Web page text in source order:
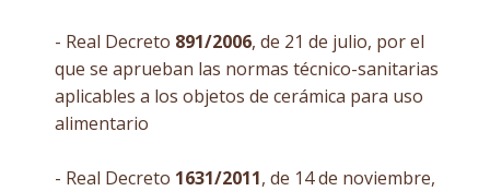
- Real Decreto 891/2006, de 21 de julio, por el
que se aprueban las normas técnico-sanitarias
aplicables a los objetos de cerámica para uso
alimentario
- Real Decreto 1631/2011, de 14 de noviembre,